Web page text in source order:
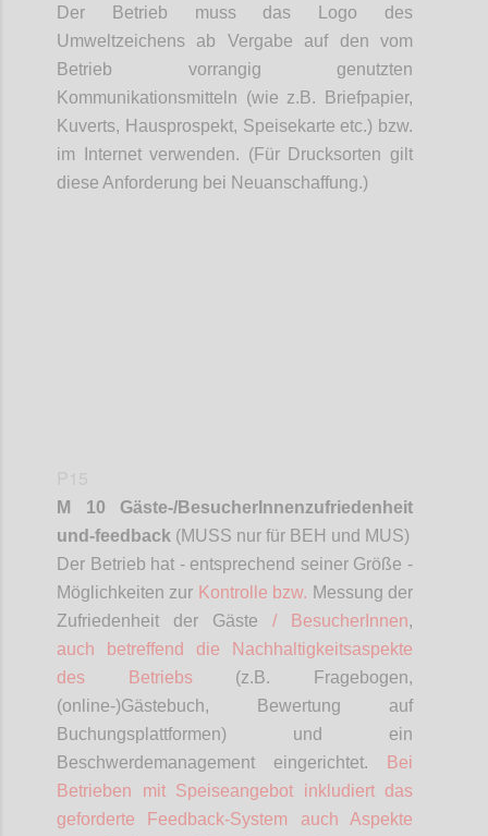
Der Betrieb muss das Logo des
Umweltzeichens ab Vergabe auf den vom
Betrieb vorrangig genutzten
Kommunikationsmitteln (wie z.B. Briefpapier,
Kuverts, Hausprospekt, Speisekarte etc.) bzw.
im Internet verwenden. (Für Drucksorten gilt
diese Anforderung bei Neuanschaffung.)
M 10 Gäste-/BesucherInnenzufriedenheit
und-feedback (MUSS nur für BEH und MUS)
Der Betrieb hat - entsprechend seiner Größe -
Möglichkeiten zur Kontrolle bzw. Messung der
Zufriedenheit der Gäste / BesucherInnen,
auch betreffend die Nachhaltigkeitsaspekte
des Betriebs(z.B. Fragebogen,
(online-)Gästebuch, Bewertung auf
Buchungsplattformen) und ein
Beschwerdemanagement eingerichtet.
Bei
Betrieben mit Speiseangebot inkludiert das
geforderte Feedback-System auch Aspekte